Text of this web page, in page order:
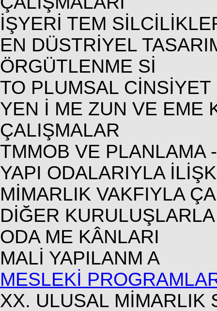
İŞYERİ TEM
EN DÜSTRİYEL
ÖRGÜTLENME Sİ
TO PLUMSAL
YEN İ ME ZUN VE EME
ÇALIŞMALAR
TMMOB VE PLANLAMA
YAPI ODALARIYLA
MİMARLIK VAKFIYLA
DİĞER
ODA ME KÂNLARI
MALİ YAPILANM A
MESLEKİ
XX. ULUSAL MİMARLIK